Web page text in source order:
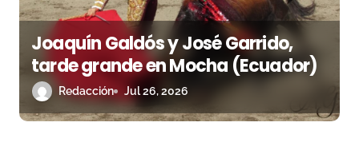
e
n
t
Joaquín Galdós y José Garrido,
tarde grande en Mocha (Ecuador)
Redacción Jul 26, 2026